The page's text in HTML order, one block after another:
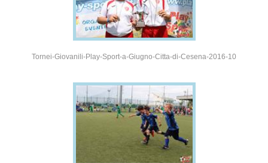
Tornei-Giovanili-Play-Sport-a-Giugno-Citta-di-Cesena-2016-10